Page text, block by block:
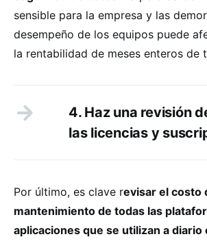
sensible para la empresa y las
desempeño de los equipos puede
la rentabilidad de meses enteros de
4. Haz una revisión
las licencias y
Por último, es clave revisar el costo
mantenimiento de todas las
aplicaciones que se utilizan a diario